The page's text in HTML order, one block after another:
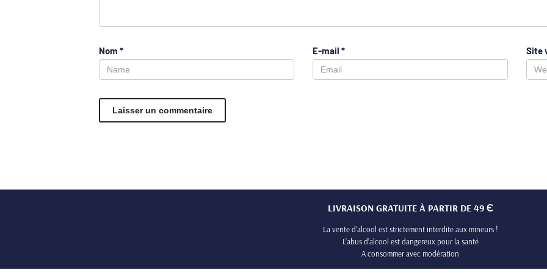
Nom * E-mail * Site
LIVRAISON GRATUITE À PARTIR DE 49 Є
La vente d’alcool est strictement interdite aux mineurs !
L’abus d’alcool est dangereux pour la santé
A consommer avec modération